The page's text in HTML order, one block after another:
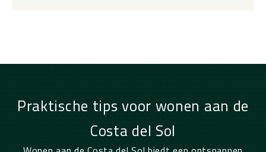
Praktische tips voor wonen aan de
Costa del Sol